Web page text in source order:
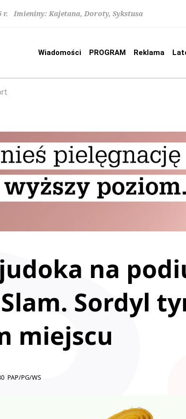
r. Imieniny: Kajetana, Doroty, Sykstusa
Wiadomości PROGRAM Reklama
na
Sordyl
miejscu
PAP/PG/WS